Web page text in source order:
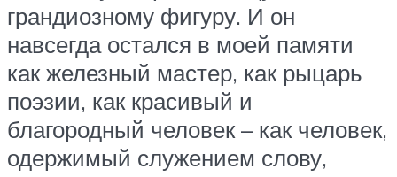
грандиозному фигуру. И он
навсегда остался в моей памяти
как железный мастер, как рыцарь
поэзии, как красивый и
благородный человек – как человек,
одержимый служением слову,